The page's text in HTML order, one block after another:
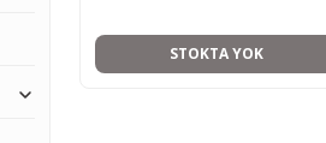
STOKTA YOK